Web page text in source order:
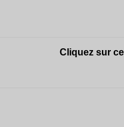
Cliquez sur